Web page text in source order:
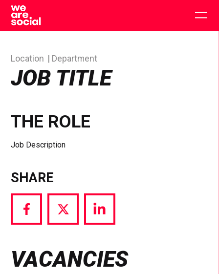
Skip
content
JOB TITLE
Location Department
THE ROLE
Job Description
SHARE
Share
via
Share
via
Share
via
VACANCIES